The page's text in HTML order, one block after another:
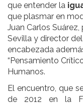
que entender la
que plasmar en
Juan Carlos
Sevilla y director
encabezada
“Pensamiento
Humanos.
El encuentro, que
de 2012 en la